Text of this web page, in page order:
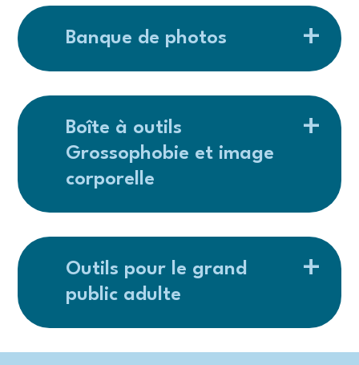
Banque de photos
Boîte à outils
Grossophobie et image
corporelle
Outils pour le grand
public adulte